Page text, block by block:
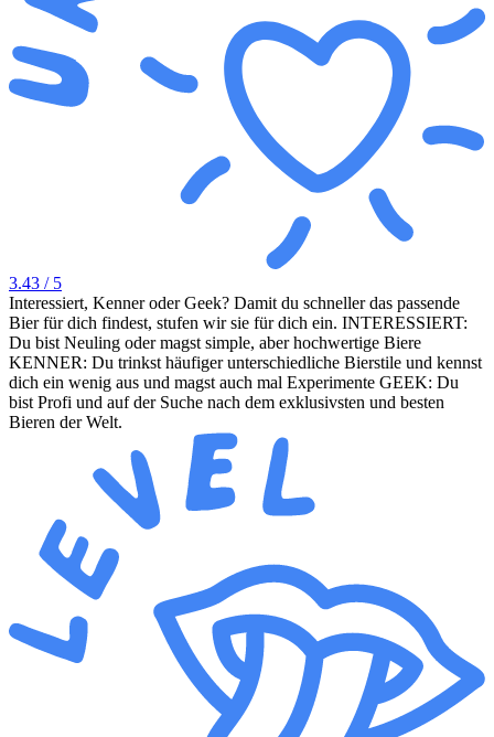
3.43 / 5
Interessiert, Kenner oder Geek? Damit du schneller das passende
Bier für dich findest, stufen wir sie für dich ein. INTERESSIERT:
Du bist Neuling oder magst simple, aber hochwertige Biere
KENNER: Du trinkst häufiger unterschiedliche Bierstile und kennst
dich ein wenig aus und magst auch mal Experimente GEEK: Du
bist Profi und auf der Suche nach dem exklusivsten und besten
Bieren der Welt.